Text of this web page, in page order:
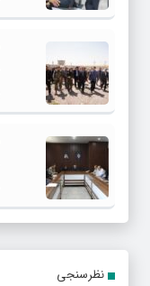
نظرسنجی